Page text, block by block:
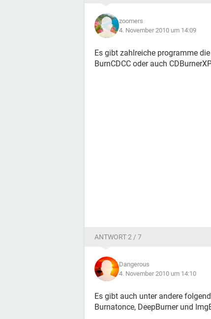
zoomers
4. November 2010 um 14:09
Es gibt zahlreiche programme
BurnCDCC oder auch
ANTWORT 2 / 7
Dangerous
4. November 2010 um 14:10
Es gibt auch unter andere
Burnatonce, DeepBurner und